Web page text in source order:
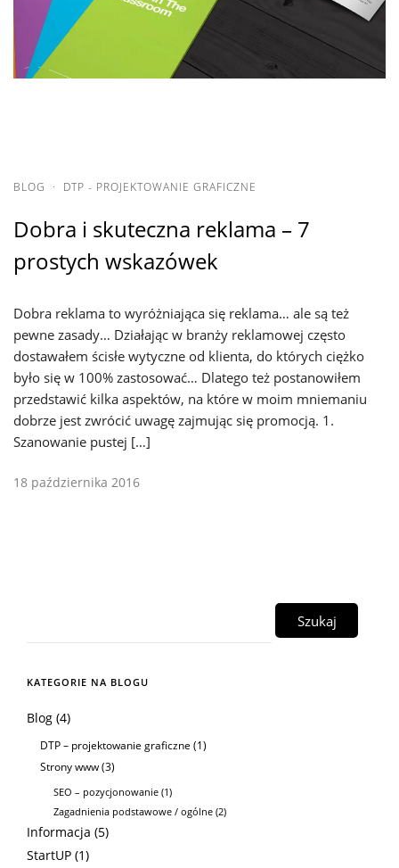
BLOG · DTP - PROJEKTOWANIE GRAFICZNE
Dobra i skuteczna reklama – 7
prostych wskazówek
Dobra reklama to wyróżniająca się reklama… ale są też
pewne zasady… Działając w branży reklamowej często
dostawałem ścisłe wytyczne od klienta, do których ciężko
było się w 100% zastosować… Dlatego też postanowiłem
przedstawić kilka aspektów, na które w moim mniemaniu
dobrze jest zwrócić uwagę zajmując się promocją. 1.
Szanowanie pustej […]
18 października 2016
KATEGORIE NA BLOGU
Blog (4)
DTP – projektowanie graficzne (1)
Strony www(3)
SEO – pozycjonowanie (1)
Zagadnienia podstawowe / ogólne (2)
Informacja (5)
StartUP (1)